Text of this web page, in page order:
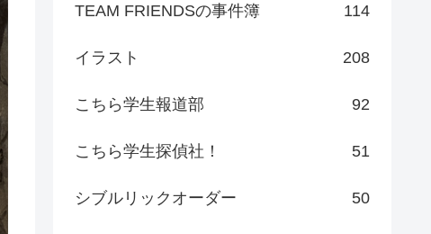
TEAM FRIENDSの事件簿 114
イラスト 208
こちら学生報道部 92
こちら学生探偵社！ 51
シブルリックオーダー 50